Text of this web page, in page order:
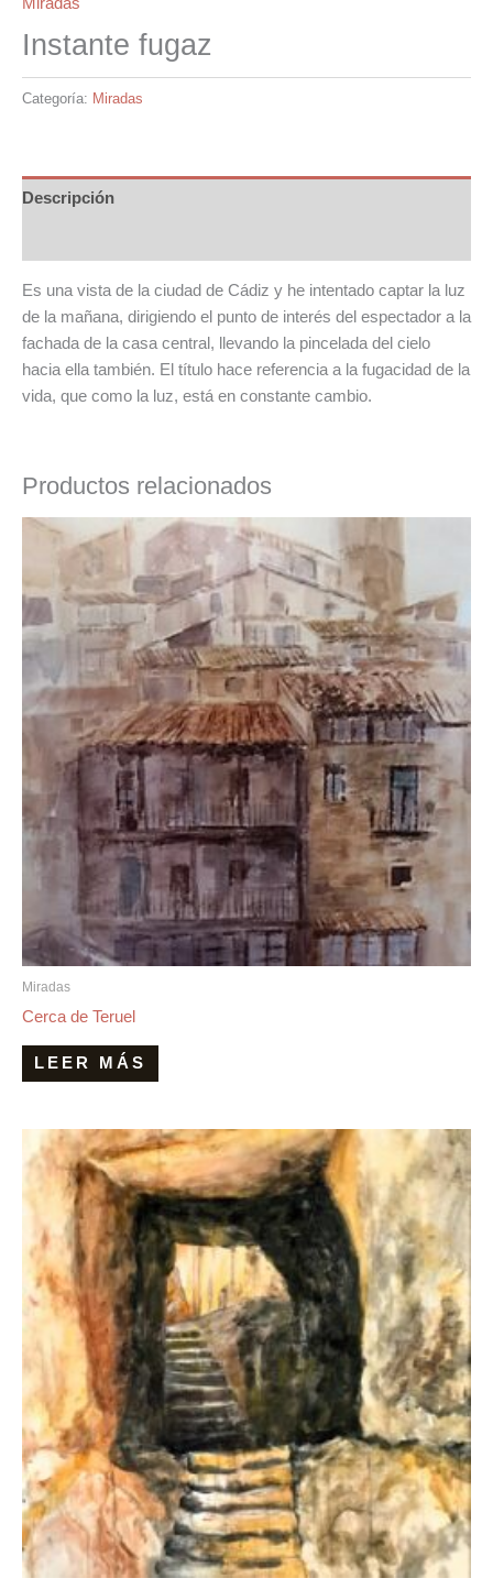
Instante fugaz
Categoría: Miradas
Descripción
Es una vista de la ciudad de Cádiz y he intentado captar la luz
de la mañana, dirigiendo el punto de interés del espectador a la
fachada de la casa central, llevando la pincelada del cielo
hacia ella también. El título hace referencia a la fugacidad de la
vida, que como la luz, está en constante cambio.
Productos relacionados
Miradas
Cerca de Teruel
LEER MÁS